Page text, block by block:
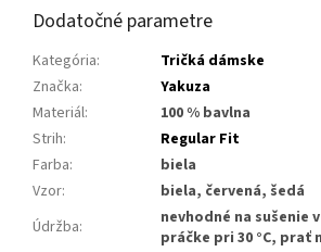
Dodatočné parametre
Kategória:
Tričká dámske
Značka:
Yakuza
Materiál:
100 % bavlna
Strih:
Regular Fit
Farba:
biela
Vzor:
biela, červená, šedá
Údržba:
nevhodné na sušenie
práčke pri 30 °C, prať